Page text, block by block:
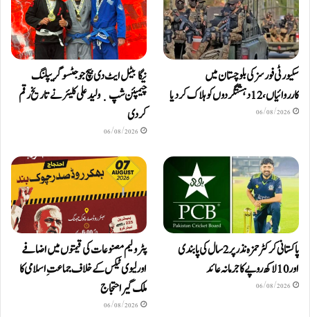
سکیورٹی فورسز کی بلوچستان میں
کارروائیاں، 12 دہشتگردوں کو ہلاک کردیا
06/08/2026
نیگا بیٹل ایٹ دی بیچ جوجٹسو گریپلنگ
چیمپئن شپ ٜ ولید علی کلیئر نے تاریخ رقم
کر دی
06/08/2026
پاکستانی کرکٹر حمزہ نذر پر 2 سال کی پابندی
اور 10 لاکھ روپےکا جرمانہ عائد
06/08/2026
پٹرولیم مصنوعات کی قیمتوں میں اضافے
اور لیوی ٹیکس کے خلاف جماعتِ اسلامی کا
ملک گیر احتجاج
06/08/2026